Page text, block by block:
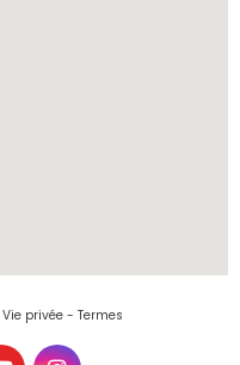
Vie privée - Termes